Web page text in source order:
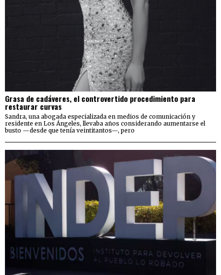
Grasa de cadáveres, el controvertido procedimiento para
restaurar curvas
Sandra, una abogada especializada en medios de comunicación y
residente en Los Ángeles, llevaba años considerando aumentarse el
busto —desde que tenía veintitantos—, pero